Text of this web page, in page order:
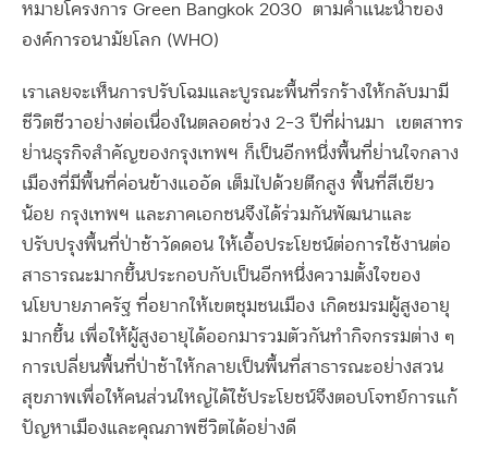
หมายโครงการ Green Bangkok 2030 ตามคำแนะนำของ
องค์การอนามัยโลก (WHO)
เราเลยจะเห็นการปรับโฉมและบูรณะพื้นที่รกร้างให้กลับมามี
ชีวิตชีวาอย่างต่อเนื่องในตลอดช่วง 2-3 ปีที่ผ่านมา
เขตสาทร
ย่านธุรกิจสำคัญของกรุงเทพฯ ก็เป็นอีกหนึ่งพื้นที่ย่านใจกลาง
เมืองที่มีพื้นที่ค่อนข้างแออัด เต็มไปด้วยตึกสูง พื้นที่สีเขียว
น้อย กรุงเทพฯ และภาคเอกชนจึงได้ร่วมกันพัฒนาและ
ปรับปรุงพื้นที่ป่าช้าวัดดอน ให้เอื้อประโยชน์ต่อการใช้งานต่อ
สาธารณะมากขึ้นประกอบกับเป็นอีกหนึ่งความตั้งใจของ
นโยบายภาครัฐ ที่อยากให้เขตชุมชนเมือง เกิดชมรมผู้สูงอายุ
มากขึ้น เพื่อให้ผู้สูงอายุได้ออกมารวมตัวกันทำกิจกรรมต่าง ๆ
การเปลี่ยนพื้นที่ป่าช้าให้กลายเป็นพื้นที่สาธารณะอย่างสวน
สุขภาพเพื่อให้คนส่วนใหญ่ได้ใช้ประโยชน์จึงตอบโจทย์การแก้
ปัญหาเมืองและคุณภาพชีวิตได้อย่างดี